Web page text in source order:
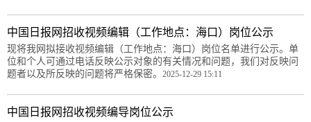
中国日报网招收视频编辑（工作地点：海口）岗位公示
现将我网拟接收视频编辑（工作地点：海口）岗位名单进行公示。单
位和个人可通过电话反映公示对象的有关情况和问题，我们对反映问
题者以及所反映的问题将严格保密。 2025-12-29 15:11
中国日报网招收视频编导岗位公示